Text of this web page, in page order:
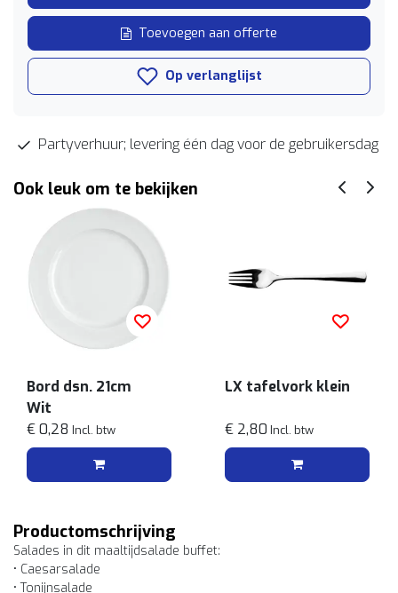
Toevoegen aan offerte
Op verlanglijst
Partyverhuur; levering één dag voor de gebruikersdag
Ook leuk om te bekijken
Bord dsn. 21cm
Wit
€ 0,28 Incl. btw
LX tafelvork klein
€ 2,80 Incl. btw
Productomschrijving
Salades in dit maaltijdsalade buffet:
• Caesarsalade
• Tonijnsalade